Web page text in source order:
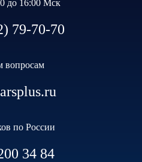
до 16:00 Мск
79-70-70
вопросам
по России
34 84